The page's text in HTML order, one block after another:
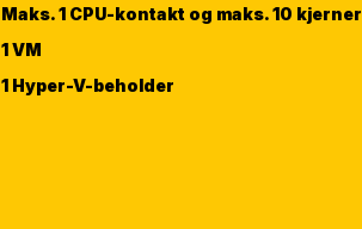
Maks. 1 CPU-kontakt og maks. 10 kjerner
1 VM
1 Hyper-V-beholder